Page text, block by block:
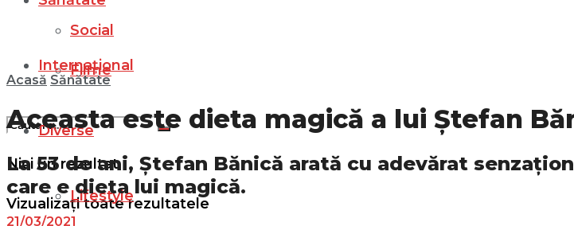
Social
Filme
Nici un rezultat
Vizualizați toate rezultatele
Internațional
Diverse
Lifestyle
Acasă Sănătate
Aceasta este dieta magică a lui Ștefan
La 53 de ani, Ștefan Bănică arată cu adevărat
care e dieta lui magică.
21/03/2021